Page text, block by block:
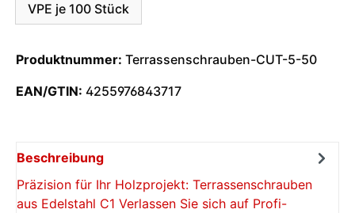
VPE je 100 Stück
Produktnummer: Terrassenschrauben-CUT-5-50
EAN/GTIN: 4255976843717
Beschreibung
Präzision für Ihr Holzprojekt: Terrassenschrauben
aus Edelstahl C1 Verlassen Sie sich auf Profi-